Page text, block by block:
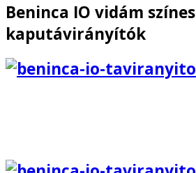
Beninca IO vidám színes
kaputávirányítók